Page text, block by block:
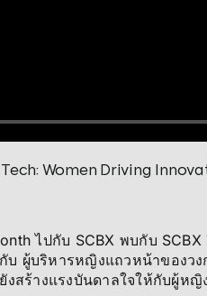
Tech: Women Driving
ไปกับ SCBX พบกับ
ผู้บริหารหญิงแถวหน้าของว
งสร้างแรงบันดาลใจให้กับผู้หญิ